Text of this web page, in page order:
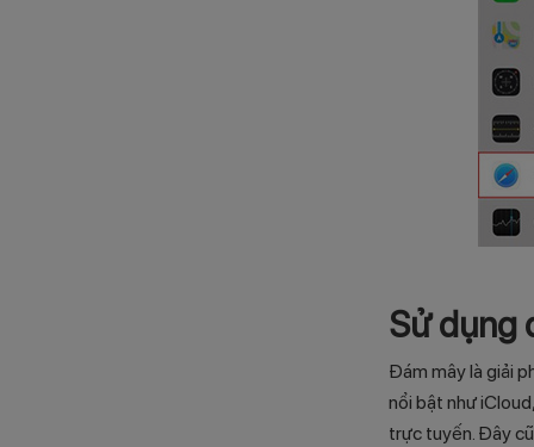
Sử dụng
Đám mây là giải
nổi bật như
trực tuyến. Đây